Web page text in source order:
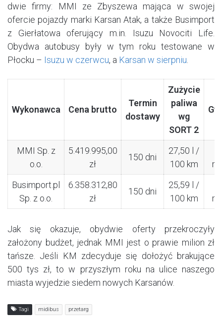
dwie firmy: MMI ze Zbyszewa mająca w swojej
ofercie pojazdy marki Karsan Atak, a także Busimport
z Gierłatowa oferujący m.in. Isuzu Novociti Life.
Obydwa autobusy były w tym roku testowane w
Płocku – Isuzu w czerwcu, a Karsan w sierpniu.
Wykonawca Cena brutto
Termin
dostawy
Zużycie
paliwa
wg
SORT 2
MMI Sp. z
o.o.
5.419.995,00
zł
150 dni
27,50 l /
100 km
Busimport.pl
Sp. z o.o.
6.358.312,80
zł
150 dni
25,59 l /
100 km
Jak się okazuje, obydwie oferty przekroczyły
założony budżet, jednak MMI jest o prawie milion zł
tańsze. Jeśli KM zdecyduje się dołożyć brakujące
500 tys zł, to w przyszłym roku na ulice naszego
miasta wyjedzie siedem nowych Karsanów.
Tagi midibus przetarg